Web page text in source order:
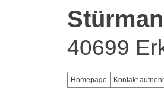
40699
Homepage Kontakt